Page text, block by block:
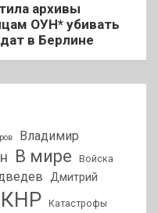
архивы
ОУН* убивать
в Берлине
Владимир
В мире Войска
Дмитрий
КНР Катастрофы